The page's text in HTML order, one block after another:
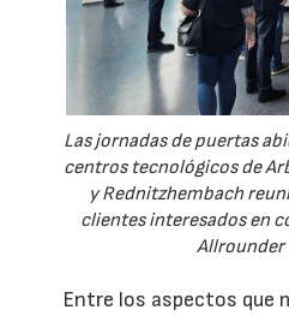
Las jornadas de puertas
centros tecnológicos de
y Rednitzhembach
clientes interesados en
Allrounder
Entre los aspectos que